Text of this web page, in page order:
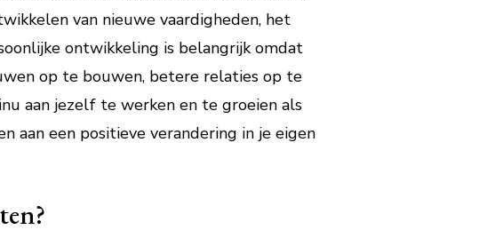
van nieuwe vaardigheden, het
ontwikkeling is belangrijk omdat
op te bouwen, betere relaties op te
aan jezelf te werken en te groeien als
aan een positieve verandering in je eigen